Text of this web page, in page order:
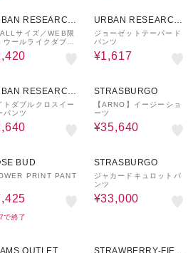
RESEARCH
house
サイズ／WEB限
ウールライクダブル
クワイドパンツ
URBAN RESEARCH
ware house
ジョーゼットテーパード
パンツ
¥1,617
RESEARCH
house
トダブルクロスイー
パンツ
STRASBURGO
【ARNO】イージーショ
ーツ
¥35,640
BUD
PRINT PANT
で終了
STRASBURGO
ジャカードキュロットパ
ンツ
¥33,000
OUTLET
STRAWBERRY-FIEL